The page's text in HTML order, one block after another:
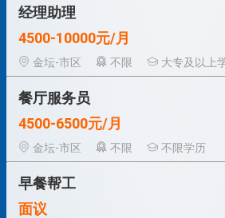
经理助理
4500-10000元/月
金坛-市区
不限 大专及以上
餐厅服务员
4500-6500元/月
金坛-市区
不限 不限学历
早餐帮工
面议